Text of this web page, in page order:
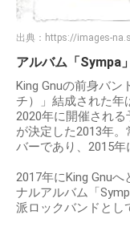
出典： https://images-
アルバム「Sympa
King Gnuの前身バン
チ）」結成された年
2020年に開催され
が決定した2013年
バーであり、2015年
2017年にKing Gnu
ナルアルバム「
派ロックバンドとし